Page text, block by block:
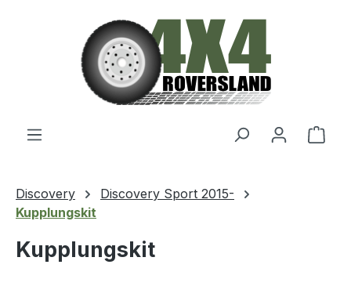
Zum Hauptinhalt springen
Discovery
Discovery Sport 2015-
Kupplungskit
Kupplungskit